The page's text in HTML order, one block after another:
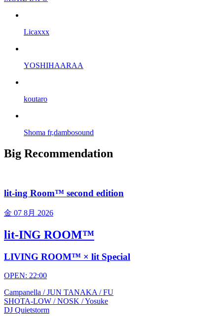
Licaxxx
YOSHIHAARAA
koutaro
Shoma fr,dambosound
Big Recommendation
lit-ing Room™ second edition
金 07 8月 2026
lit-ING ROOM™
LIVING ROOM™ × lit Special
OPEN: 22:00
Campanella / JUN TANAKA / FU
SHOTA-LOW / NOSK / Yosuke
DJ Quietstorm